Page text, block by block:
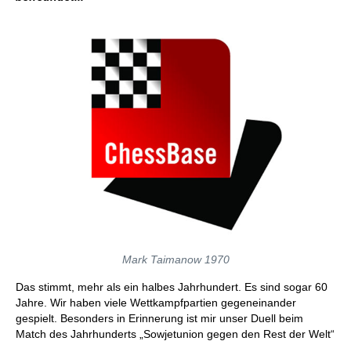
Mark Taimanow 1970
Das stimmt, mehr als ein halbes Jahrhundert. Es sind sogar 60
Jahre. Wir haben viele Wettkampfpartien gegeneinander
gespielt. Besonders in Erinnerung ist mir unser Duell beim
Match des Jahrhunderts „Sowjetunion gegen den Rest der Welt“